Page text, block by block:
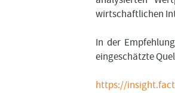
wirtschaftlichen
In der
eingeschätzte
https://